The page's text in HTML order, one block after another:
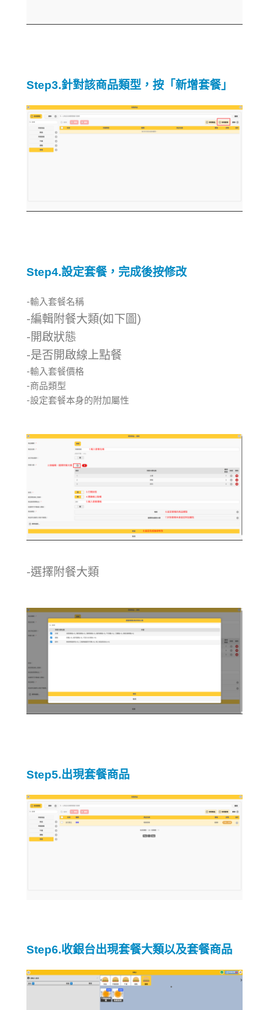
Step3.針對該商品類型，按「新增套餐」
Step4.設定套餐，完成後按修改
-輸入套餐名稱
-編輯附餐大類(如下圖)
-開啟狀態
-是否開啟線上點餐
-輸入套餐價格
-商品類型
-設定套餐本身的附加屬性
-選擇附餐大類
Step5.出現套餐商品
Step6.收銀台出現套餐大類以及套餐商品